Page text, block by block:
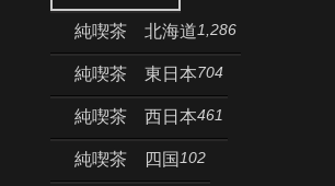
純喫茶 北海道1,286
純喫茶 東日本704
純喫茶 西日本461
純喫茶 四国 102